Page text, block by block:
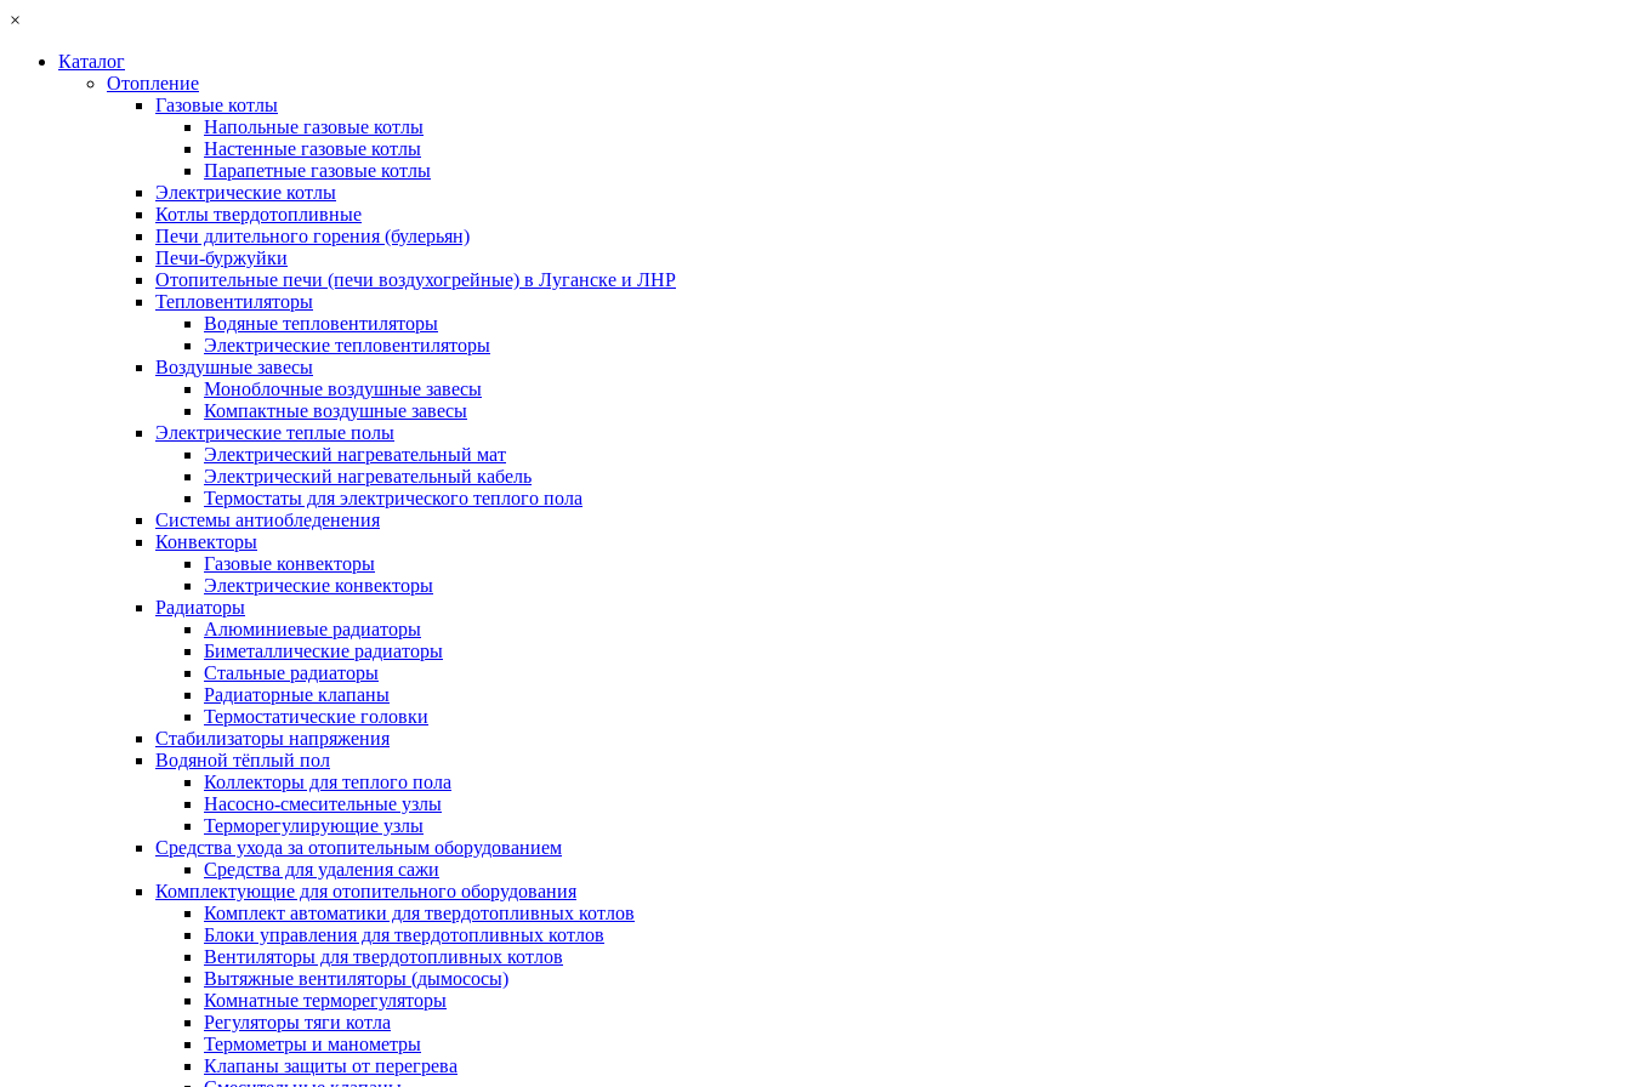
×
Каталог
Отопление
Газовые котлы
Напольные газовые котлы
Настенные газовые котлы
Парапетные газовые котлы
Электрические котлы
Котлы твердотопливные
Печи длительного горения (булерьян)
Печи-буржуйки
Отопительные печи (печи воздухогрейные) в Луганске и ЛНР
Тепловентиляторы
Водяные тепловентиляторы
Электрические тепловентиляторы
Воздушные завесы
Моноблочные воздушные завесы
Компактные воздушные завесы
Электрические теплые полы
Электрический нагревательный мат
Электрический нагревательный кабель
Термостаты для электрического теплого пола
Системы антиобледенения
Конвекторы
Газовые конвекторы
Электрические конвекторы
Радиаторы
Алюминиевые радиаторы
Биметаллические радиаторы
Стальные радиаторы
Радиаторные клапаны
Термостатические головки
Стабилизаторы напряжения
Водяной тёплый пол
Коллекторы для теплого пола
Насосно-смесительные узлы
Терморегулирующие узлы
Средства ухода за отопительным оборудованием
Средства для удаления сажи
Комплектующие для отопительного оборудования
Комплект автоматики для твердотопливных котлов
Блоки управления для твердотопливных котлов
Вентиляторы для твердотопливных котлов
Вытяжные вентиляторы (дымососы)
Комнатные терморегуляторы
Регуляторы тяги котла
Термометры и манометры
Клапаны защиты от перегрева